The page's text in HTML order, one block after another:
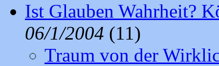
Ist Glauben Wahrheit?
06/1/2004 (11)
Traum von der